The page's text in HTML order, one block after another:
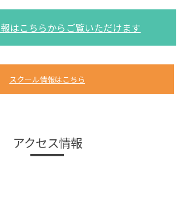
はこちらからご覧いただけます
スクール情報はこちら
アクセス情報